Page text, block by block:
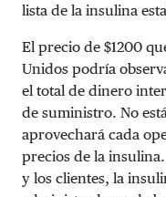
lista de la insulina
El precio de $1200
Unidos podría
el total de dinero
de suministro. No
aprovechará cada
precios de la
y los clientes, la